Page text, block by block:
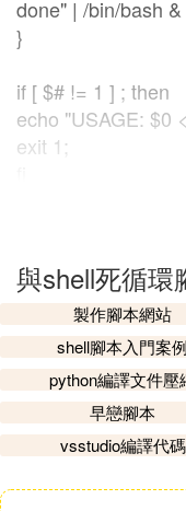
done" | /bin/bash &
}
if [ $# != 1 ] ; then
echo "USAGE: $0
exit 1;
pid_array[$i]=$! ;
done
for i in
echo 'kill ' $i ';';
done
運行命令：./
與shell死循環
製作腳本網站
shell腳本入門案例
python編譯文件壓
早戀腳本
vsstudio編譯代碼